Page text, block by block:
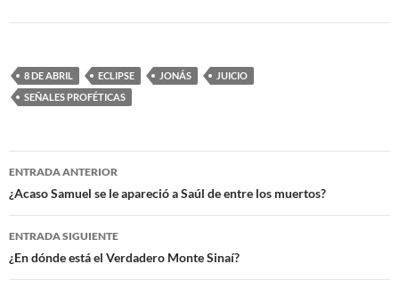
8 DE ABRIL ECLIPSE JONÁS
JUICIO
SEÑALES PROFÉTICAS
Navegación
de
entradas
ENTRADA ANTERIOR
¿Acaso Samuel se le apareció a Saúl de entre los muertos?
ENTRADA SIGUIENTE
¿En dónde está el Verdadero Monte Sinaí?